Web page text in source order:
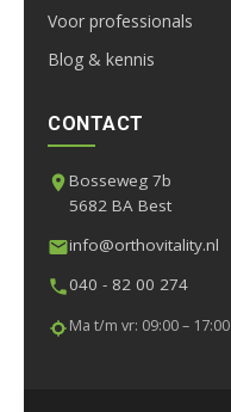
Voor professionals
Blog & kennis
CONTACT
Bosseweg 7b
5682 BA Best
info@orthovitality.nl
040 - 82 00 274
Ma t/m vr: 09:00 – 17:00